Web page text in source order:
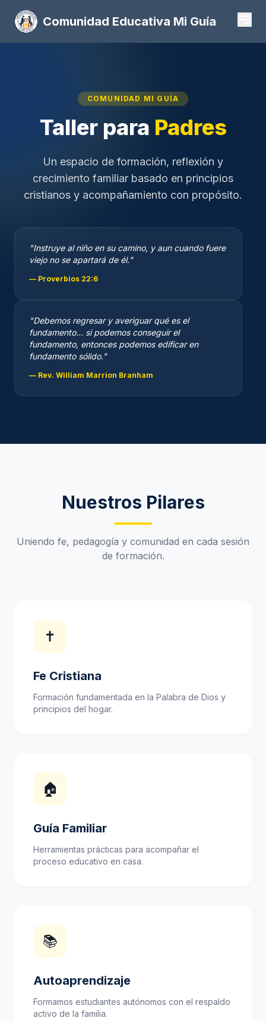
Comunidad Educativa Mi Guía
COMUNIDAD MI GUÍA
Taller para Padres
Un espacio de formación, reflexión y
crecimiento familiar basado en principios
cristianos y acompañamiento con propósito.
"Instruye al niño en su camino, y aun cuando fuere
viejo no se apartará de él."
— Proverbios 22:6
"Debemos regresar y averiguar qué es el
fundamento... si podemos conseguir el
fundamento, entonces podemos edificar en
fundamento sólido."
— Rev. William Marrion Branham
Nuestros Pilares
Uniendo fe, pedagogía y comunidad en cada sesión
de formación.
✝
Fe Cristiana
Formación fundamentada en la Palabra de Dios y
principios del hogar.
🏠
Guía Familiar
Herramientas prácticas para acompañar el
proceso educativo en casa.
📚
Autoaprendizaje
Formamos estudiantes autónomos con el respaldo
activo de la familia.